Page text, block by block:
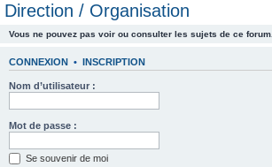
Direction / Organisation
Vous ne pouvez pas voir ou consulter les sujets de ce forum.
CONNEXION • INSCRIPTION
Nom d’utilisateur :
Mot de passe :
Se souvenir de moi